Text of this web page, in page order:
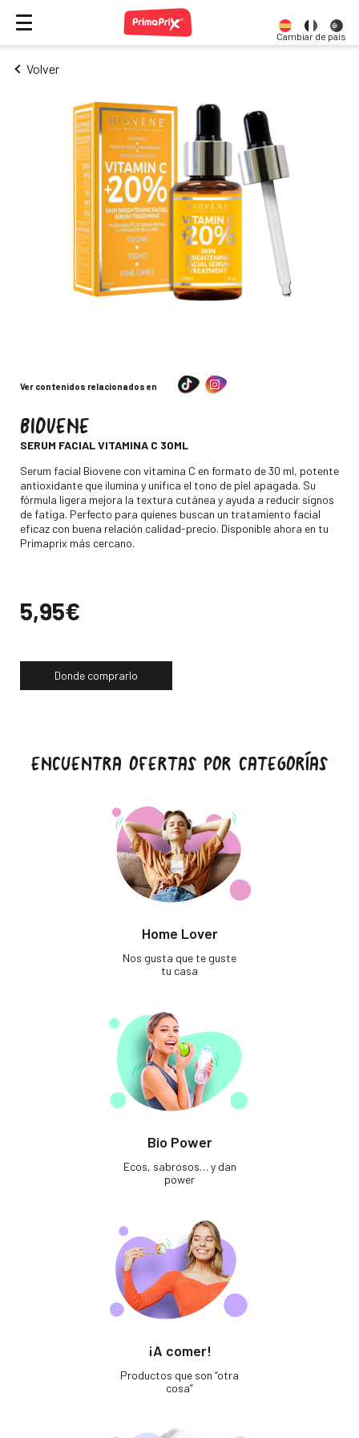
Cambiar de país
Volver
Ver contenidos relacionados en
BIOVENE
SERUM FACIAL VITAMINA C 30ML
Descripción
Serum facial Biovene con vitamina C en formato de 30 ml, potente
antioxidante que ilumina y unifica el tono de piel apagada. Su
fórmula ligera mejora la textura cutánea y ayuda a reducir signos
de fatiga. Perfecto para quienes buscan un tratamiento facial
eficaz con buena relación calidad-precio. Disponible ahora en tu
Primaprix más cercano.
Precio
5,95€
Donde comprarlo
ENCUENTRA OFERTAS POR CATEGORÍAS
Home Lover
Nos gusta que te guste
tu casa
Bio Power
Ecos, sabrosos… y dan
power
¡A comer!
Productos que son “otra
cosa”